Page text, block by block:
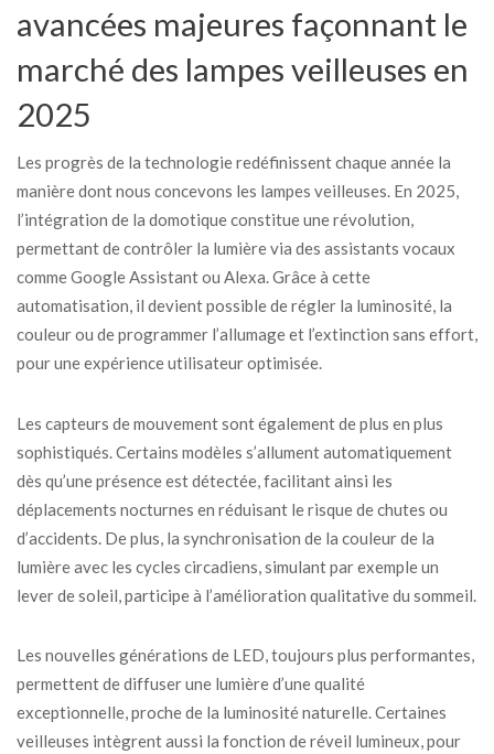
avancées majeures façonnant le
marché des lampes veilleuses en
2025
Les progrès de la technologie redéfinissent chaque année la
manière dont nous concevons les lampes veilleuses. En 2025,
l’intégration de la domotique constitue une révolution,
permettant de contrôler la lumière via des assistants vocaux
comme Google Assistant ou Alexa. Grâce à cette
automatisation, il devient possible de régler la luminosité, la
couleur ou de programmer l’allumage et l’extinction sans effort,
pour une expérience utilisateur optimisée.
Les capteurs de mouvement sont également de plus en plus
sophistiqués. Certains modèles s’allument automatiquement
dès qu’une présence est détectée, facilitant ainsi les
déplacements nocturnes en réduisant le risque de chutes ou
d’accidents. De plus, la synchronisation de la couleur de la
lumière avec les cycles circadiens, simulant par exemple un
lever de soleil, participe à l’amélioration qualitative du sommeil.
Les nouvelles générations de LED, toujours plus performantes,
permettent de diffuser une lumière d’une qualité
exceptionnelle, proche de la luminosité naturelle. Certaines
veilleuses intègrent aussi la fonction de réveil lumineux, pour